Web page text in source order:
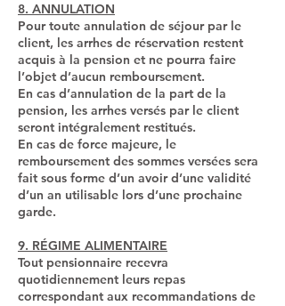
8. ANNULATION
Pour toute annulation de séjour par le
client, les arrhes de réservation restent
acquis à la pension et ne pourra faire
l’objet d’aucun remboursement.
En cas d’annulation de la part de la
pension, les arrhes versés par le client
seront intégralement restitués.
En cas de force majeure, le
remboursement des sommes versées sera
fait sous forme d’un avoir d’une validité
d’un an utilisable lors d’une prochaine
garde.
9. RÉGIME ALIMENTAIRE
Tout pensionnaire recevra
quotidiennement leurs repas
correspondant aux recommandations de